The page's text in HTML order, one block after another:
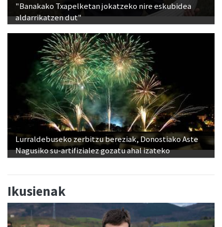
"Banakako Txapelketan jokatzeko nire eskubidea
aldarrikatzen dut"
Lurraldebuseko zerbitzu bereziak, Donostiako Aste
Nagusiko su-artifizialez gozatu ahal izateko
Ikusienak